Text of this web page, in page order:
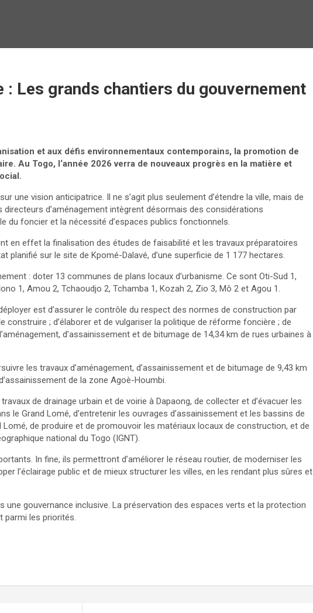
: Les grands chantiers du gouvernement
et aux défis environnementaux contemporains, la promotion de
Au Togo, l‘année 2026 verra de nouveaux progrès en la matière et
une vision anticipatrice. Il ne s’agit plus seulement d’étendre la ville, mais de
directeurs d’aménagement intègrent désormais des considérations
du foncier et la nécessité d’espaces publics fonctionnels.
en effet la finalisation des études de faisabilité et les travaux préparatoires
planifié sur le site de Kpomé-Dalavé, d’une superficie de 1 177 hectares.
: doter 13 communes de plans locaux d’urbanisme. Ce sont Oti-Sud 1,
1, Amou 2, Tchaoudjo 2, Tchamba 1, Kozah 2, Zio 3, Mô 2 et Agou 1.
est d’assurer le contrôle du respect des normes de construction par
construire ; d’élaborer et de vulgariser la politique de réforme foncière ; de
d’assainissement et de bitumage de 14,34 km de rues urbaines à
les travaux d’aménagement, d’assainissement et de bitumage de 9,43 km
de la zone Agoè-Houmbi.
de drainage urbain et de voirie à Dapaong, de collecter et d’évacuer les
le Grand Lomé, d’entretenir les ouvrages d’assainissement et les bassins de
Lomé, de produire et de promouvoir les matériaux locaux de construction, et de
national du Togo (IGNT).
In fine, ils permettront d’améliorer le réseau routier, de moderniser les
l’éclairage public et de mieux structurer les villes, en les rendant plus sûres et
une gouvernance inclusive. La préservation des espaces verts et la protection
parmi les priorités.